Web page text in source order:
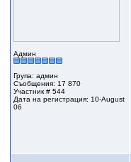
Админ
Група: админ
Съобщения: 17 870
Участник # 544
Дата на регистрация: 10-August
06